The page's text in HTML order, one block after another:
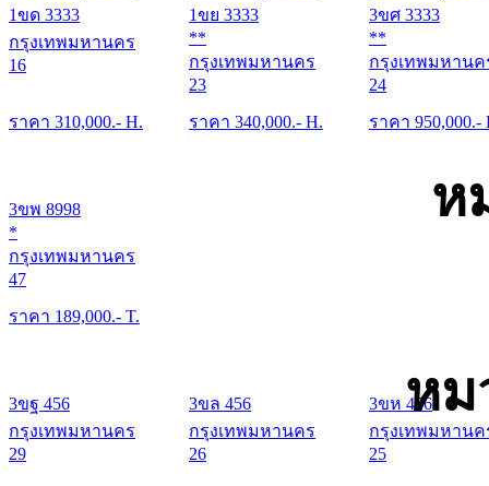
1ขด 3333
กรุงเทพมหานคร
16
ราคา 310,000.- H.
1ขย 3333
**
กรุงเทพมหานคร
23
ราคา 340,000.- H.
3ขศ 3333
**
กรุงเทพมหานค
24
ราคา 950,000.-
ห
3ขพ 8998
*
กรุงเทพมหานคร
47
ราคา 189,000.- T.
หม
3ขฐ 456
กรุงเทพมหานคร
29
3ขล 456
กรุงเทพมหานคร
26
3ขห 456
กรุงเทพมหานค
25